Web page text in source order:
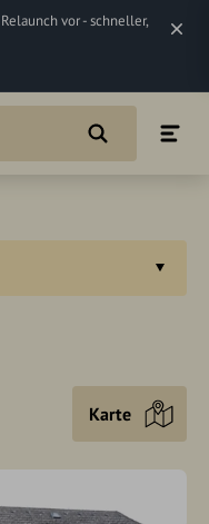
vor - schneller,
Karte